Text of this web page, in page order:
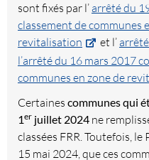
sont fixés par l’arrêté du
classement de communes
revitalisation
et l’
l’arrêté du 16 mars 2017
communes en zone de
Certaines communes qui
1er juillet 2024 ne
classées FRR. Toutefois,
15 mai 2024, que ces